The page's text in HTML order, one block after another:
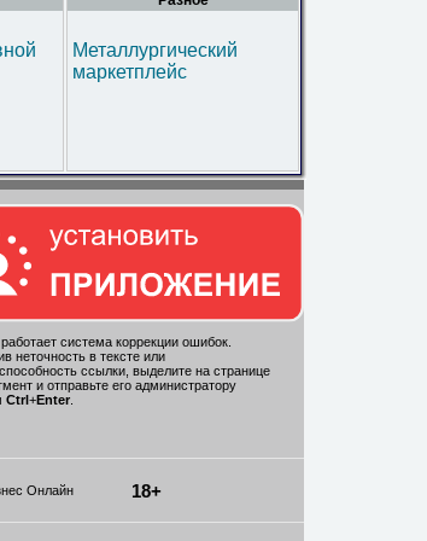
Металлургический
маркетплейс
система коррекции ошибок.
неточность в тексте или
ссылки, выделите на странице
и отправьте его администратору
Ctrl +Enter.
Онлайн 18+